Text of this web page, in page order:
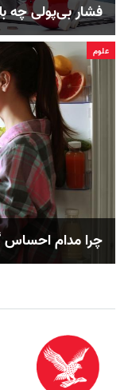
فشار بی‌پولی چه
علوم
چرا مدام احساس